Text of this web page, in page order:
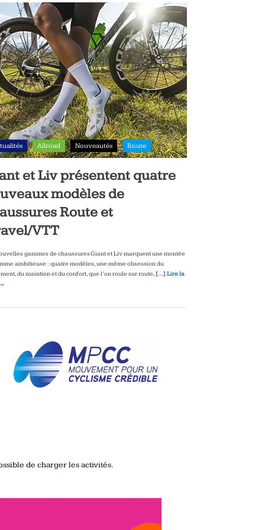
Allroad Nouveautés Route
et Liv présentent quatre
modèles de
Route et
VTT
gammes de chaussures Giant et Liv marquent une montée
ambitieuse : quatre modèles, une même obsession du
du maintien et du confort, que l’on roule sur route, […] Lire la
de charger les activités.